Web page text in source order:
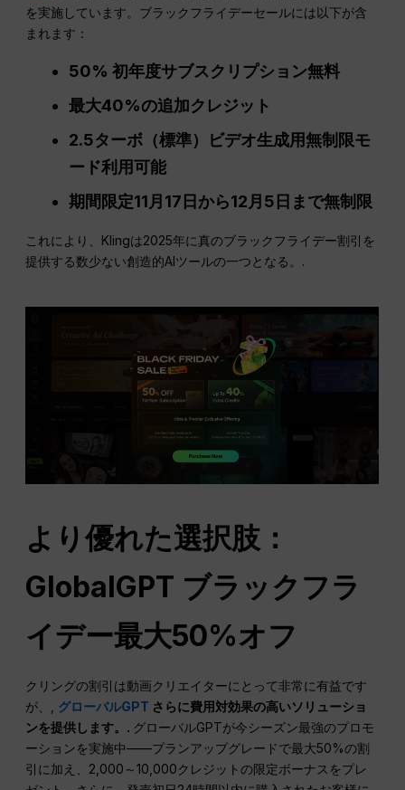
を実施しています。ブラックフライデーセールには以下が含
まれます：
50% 初年度サブスクリプション無料
最大40%の追加クレジット
2.5ターボ（標準）ビデオ生成用無制限モ
ード利用可能
期間限定11月17日から12月5日まで無制限
これにより、Klingは2025年に真のブラックフライデー割引を
提供する数少ない創造的AIツールの一つとなる。.
より優れた選択肢：
GlobalGPT ブラックフラ
イデー最大50%オフ
クリングの割引は動画クリエイターにとって非常に有益です
が、, グローバルGPT さらに費用対効果の高いソリューショ
ンを提供します。. グローバルGPTが今シーズン最強のプロモ
ーションを実施中——プランアップグレードで最大50%の割
引に加え、2,000～10,000クレジットの限定ボーナスをプレ